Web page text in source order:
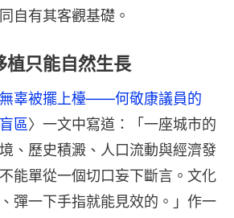
自有其客觀基礎。
植只能自然生長
辜被擺上檯——何敬康議員的
區〉一文中寫道：「一座城市的
、歷史積澱、人口流動與經濟發
能單從一個切口妄下斷言。文化
彈一下手指就能見效的。」作一